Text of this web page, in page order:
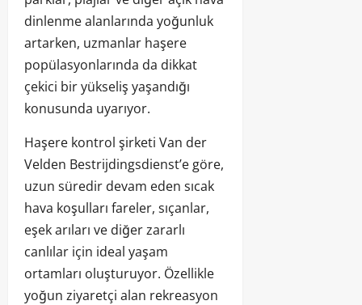
dinlenme alanlarında yoğunluk
artarken, uzmanlar haşere
popülasyonlarında da dikkat
çekici bir yükseliş yaşandığı
konusunda uyarıyor.
Haşere kontrol şirketi Van der
Velden Bestrijdingsdienst’e göre,
uzun süredir devam eden sıcak
hava koşulları fareler, sıçanlar,
eşek arıları ve diğer zararlı
canlılar için ideal yaşam
ortamları oluşturuyor. Özellikle
yoğun ziyaretçi alan rekreasyon